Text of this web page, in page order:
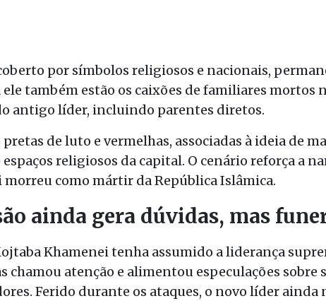
por símbolos religiosos e nacionais,
ele também estão os caixões de familiares mortos
antigo líder, incluindo parentes diretos.
de luto e vermelhas, associadas à ideia de
espaços religiosos da capital. O cenário reforça a
morreu como mártir da República Islâmica.
ainda gera dúvidas, mas
Khamenei tenha assumido a liderança
chamou atenção e alimentou especulações sobre
Ferido durante os ataques, o novo líder ainda